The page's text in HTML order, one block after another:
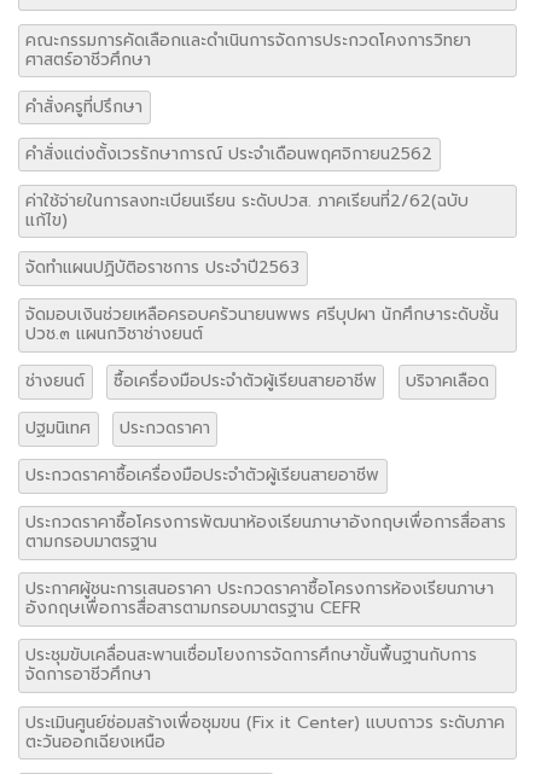
คณะกรรมการคัดเลือกและดำเนินการจัดการประกวดโคงการวิทยา
ศาสตร์อาชีวศึกษา
คำสั่งครูที่ปรึกษา
คำสั่งแต่งตั้งเวรรักษาการณ์ ประจำเดือนพฤศจิกายน2562
ค่าใช้จ่ายในการลงทะเบียนเรียน ระดับปวส. ภาคเรียนที่2/62(ฉบับ
แก้ไข)
จัดทำแผนปฏิบัติอราชการ ประจำปี2563
จัดมอบเงินช่วยเหลือครอบครัวนายนพพร ศรีบุปผา นักศึกษาระดับชั้น
ปวช.๓ แผนกวิชาช่างยนต์
ช่างยนต์
ซื้อเครื่องมือประจำตัวผู้เรียนสายอาชีพ
บริจาคเลือด
ปฐมนิเทศ
ประกวดราคา
ประกวดราคาซื้อเครื่องมือประจำตัวผู้เรียนสายอาชีพ
ประกวดราคาซื้อโครงการพัฒนาห้องเรียนภาษาอังกฤษเพื่อการสื่อสาร
ตามกรอบมาตรฐาน
ประกาศผู้ชนะการเสนอราคา ประกวดราคาซื้อโครงการห้องเรียนภาษา
อังกฤษเพื่อการสื่อสารตามกรอบมาตรฐาน CEFR
ประชุมขับเคลื่อนสะพานเชื่อมโยงการจัดการศึกษาขั้นพื้นฐานกับการ
จัดการอาชีวศึกษา
ประเมินศูนย์ซ่อมสร้างเพื่อชุมขน (Fix it Center) แบบถาวร ระดับภาค
ตะวันออกเฉียงเหนือ